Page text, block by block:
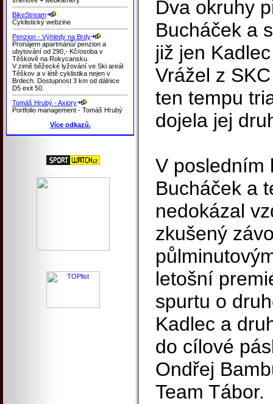
BikeStream
Cyklistický webzine
Penzion - Výhledy na Brdy
Pronájem apartmánů/ penzion a
ubytování od 290,- Kč/osoba v
Těškově na Rokycansku.
V zimě běžecké lyžování ve Ski areál
Těškov a v létě cyklistika nejen v
Brdech. Dostupnost 3 km od dálnice
D5 exit 50.
Tomáš Hrubý - Axiory
Portfolio management - Tomáš Hrubý
Více odkazů.
Dva okruhy
Bucháček a
již jen
Vrážel z
ten tempu
dojela jej
V posledním
Bucháček a
nedokázal
zkušený
letošní
spurtu o
Kadlec a
do cílové
Ondřej
Team Tábor.